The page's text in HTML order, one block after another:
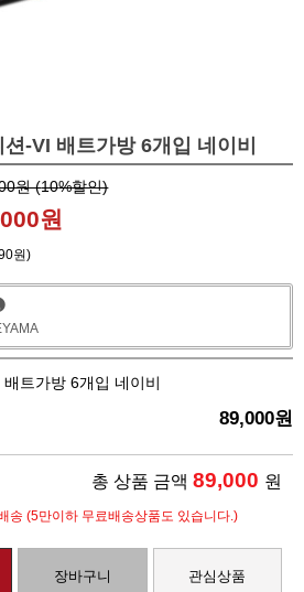
-VI 배트가방 6개입 네이비
원 (10%할인)
원
원)
트가방 6개입 네이비
89,000원
총 상품 금액 89,000 원
송 (5만이하 무료배송상품도 있습니다.)
장바구니 관심상품